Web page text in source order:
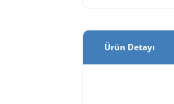
Ürün Detayı